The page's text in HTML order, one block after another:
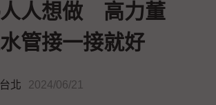
人想做 高力董
管接一接就好
台北 2024/06/21